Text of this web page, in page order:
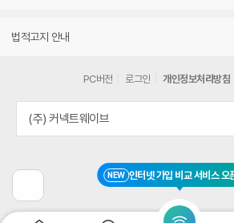
NEW 인터넷 가입 비교 서비스 오
법적고지 안내
전
페
PC버전 로그인 개인정보처리방침
(주) 커넥트웨이브